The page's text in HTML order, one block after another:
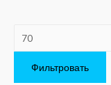
Фильтровать